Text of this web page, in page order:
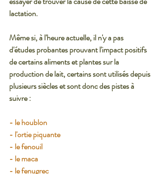
lactation.
Même si, à l'heure actuelle, il n'y a pas
d'études probantes prouvant l'impact positifs
de certains aliments et plantes sur la
production de lait, certains sont utilisés depuis
plusieurs siècles et sont donc des pistes à
suivre :
- le houblon
- l'ortie piquante
- le fenouil
- le maca
- le fenugrec